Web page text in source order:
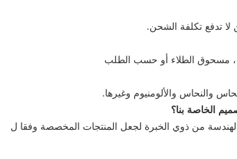
لا تدفع تكلفة الشحن.
، مسحوق الطلاء أو حسب الطلب
والنحاس والألومنيوم وغيرها.
الخاصة بنا؟
من ذوي الخبرة لجعل المنتجات المخصصة وفقا ل